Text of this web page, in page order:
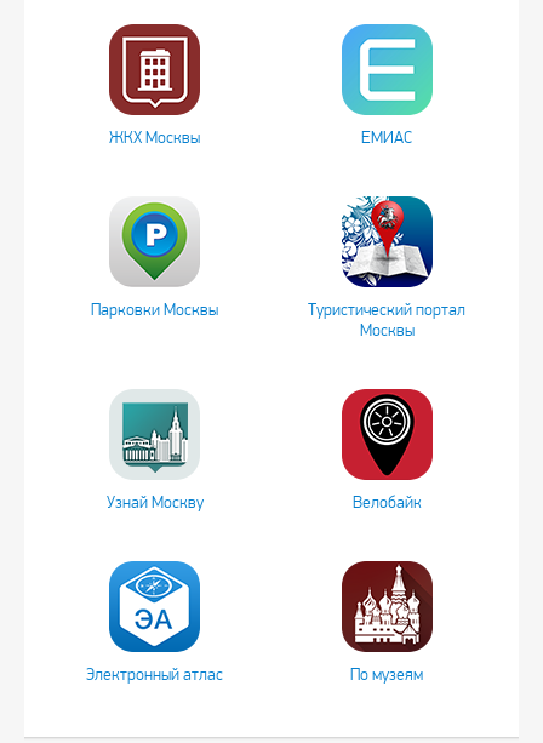
ЖКХ Москвы ЕМИАС
Парковки Москвы
Туристический портал
Москвы
Узнай Москву Велобайк
Электронный атлас По музеям